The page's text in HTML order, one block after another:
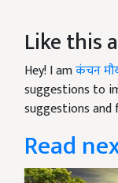
Like this
Hey! I amकंचन
suggestions to
suggestions and
Read